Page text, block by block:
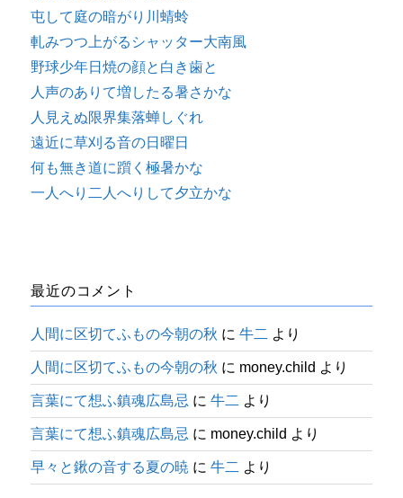
屯して庭の暗がり川蜻蛉
軋みつつ上がるシャッター大南風
野球少年日焼の顔と白き歯と
人声のありて増したる暑さかな
人見えぬ限界集落蝉しぐれ
遠近に草刈る音の日曜日
何も無き道に躓く極暑かな
一人へり二人へりして夕立かな
最近のコメント
人間に区切てふもの今朝の秋 に牛二 より
人間に区切てふもの今朝の秋 に money.child より
言葉にて想ふ鎮魂広島忌 に牛二 より
言葉にて想ふ鎮魂広島忌 に money.child より
早々と鍬の音する夏の暁 に牛二 より